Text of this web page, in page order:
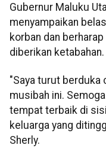
Gubernur Maluku
menyampaikan
korban dan
diberikan ketabahan.
"Saya turut berduka
musibah ini.
tempat terbaik di sisi
keluarga yang
Sherly.